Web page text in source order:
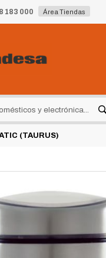
183 000 Área Tiendas
(TAURUS)